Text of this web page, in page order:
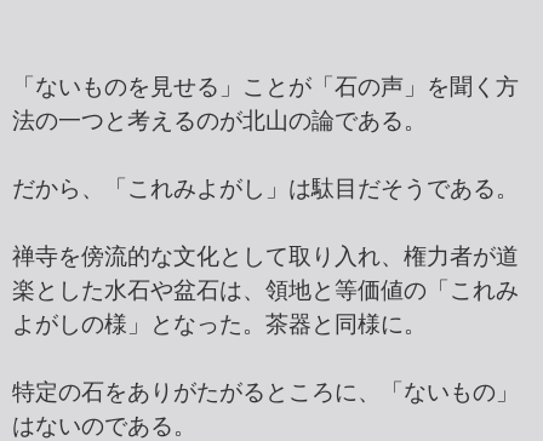
「ないものを見せる」ことが「石の声」を聞く方
法の一つと考えるのが北山の論である。
だから、「これみよがし」は駄目だそうである。
禅寺を傍流的な文化として取り入れ、権力者が道
楽とした水石や盆石は、領地と等価値の「これみ
よがしの様」となった。茶器と同様に。
特定の石をありがたがるところに、「ないもの」
はないのである。